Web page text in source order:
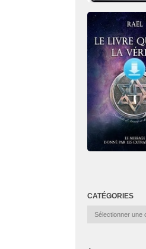
CATÉGORIES
Catégories